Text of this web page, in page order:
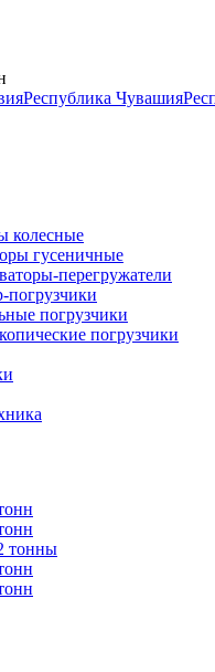
Республика Чувашия
колесные
гусеничные
перегружатели
погрузчики
погрузчики
погрузчики
тонны